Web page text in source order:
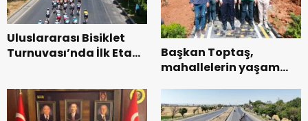
Uluslararası Bisiklet
Turnuvası’nda İlk Etap
Başkan Toptaş,
mahallelerin yaşam
parkları ziyaret etti.